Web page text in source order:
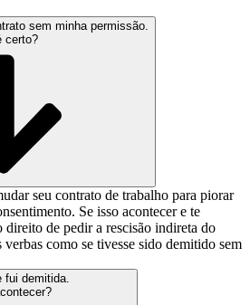
sem minha permissão.
certo?
seu contrato de trabalho para piorar
Se isso acontecer e te
direito de pedir a rescisão indireta do
verbas como se tivesse sido demitido sem
fui demitida.